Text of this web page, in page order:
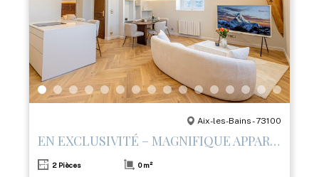
Aix-les-Bains - 73100
EN EXCLUSIVITÉ – MAGNIFIQUE APPARTEMENT T2 RÉNOVÉ AVEC PRESTATIONS HAUT DE GAMME
2 Pièces 0 m²